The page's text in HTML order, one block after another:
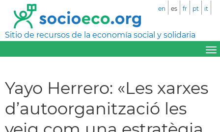
Sitio de recursos de la economía social y solidaria
en es fr pt it
Yayo Herrero: «Les xarxes
d’autoorganització les